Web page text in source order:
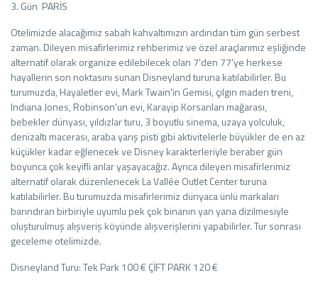
3. Gün PARİS
Otelimizde alacağımız sabah kahvaltımızın ardından tüm gün serbest
zaman. Dileyen misafirlerimiz rehberimiz ve özel araçlarımız eşliğinde
alternatif olarak organize edilebilecek olan 7'den 77'ye herkese
hayallerin son noktasını sunan Disneyland turuna katılabilirler. Bu
turumuzda, Hayaletler evi, Mark Twain'in Gemisi, çılgın maden treni,
Indiana Jones, Robinson'un evi, Karayip Korsanları mağarası,
bebekler dünyası, yıldızlar turu, 3 boyutlu sinema, uzaya yolculuk,
denizaltı macerası, araba yarış pisti gibi aktivitelerle büyükler de en az
küçükler kadar eğlenecek ve Disney karakterleriyle beraber gün
boyunca çok keyifli anlar yaşayacağız. Ayrıca dileyen misafirlerimiz
alternatif olarak düzenlenecek La Vallée Outlet Center turuna
katılabilirler. Bu turumuzda misafirlerimiz dünyaca ünlü markaları
barındıran birbiriyle uyumlu pek çok binanın yan yana dizilmesiyle
oluşturulmuş alışveriş köyünde alışverişlerini yapabilirler. Tur sonrası
geceleme otelimizde.
Disneyland Turu: Tek Park 100 € ÇİFT PARK 120 €